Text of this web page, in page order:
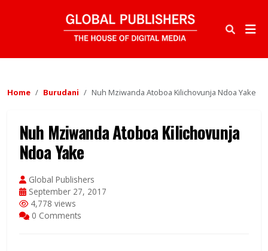
Home Burudani Nuh Mziwanda Atoboa Kilichovunja Ndoa Yake
Nuh Mziwanda Atoboa Kilichovunja
Ndoa Yake
Global Publishers
September 27, 2017
4,778 views
0 Comments